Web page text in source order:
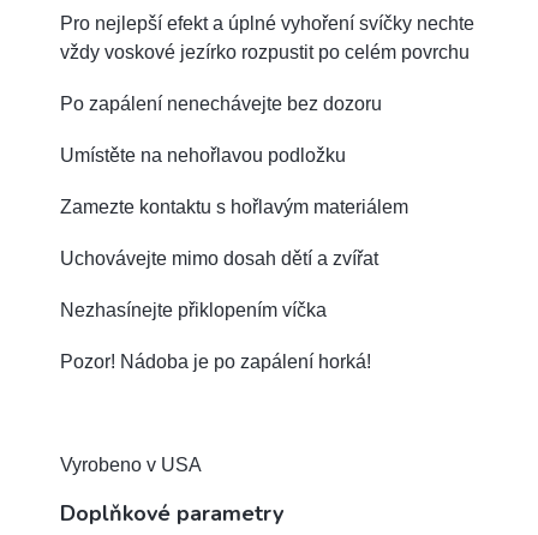
Pro nejlepší efekt a úplné vyhoření svíčky nechte
vždy voskové jezírko rozpustit po celém povrchu
Po zapálení nenechávejte bez dozoru
Umístěte na nehořlavou podložku
Zamezte kontaktu s hořlavým materiálem
Uchovávejte mimo dosah dětí a zvířat
Nezhasínejte přiklopením víčka
Pozor! Nádoba je po zapálení horká!
Vyrobeno v USA
Doplňkové parametry